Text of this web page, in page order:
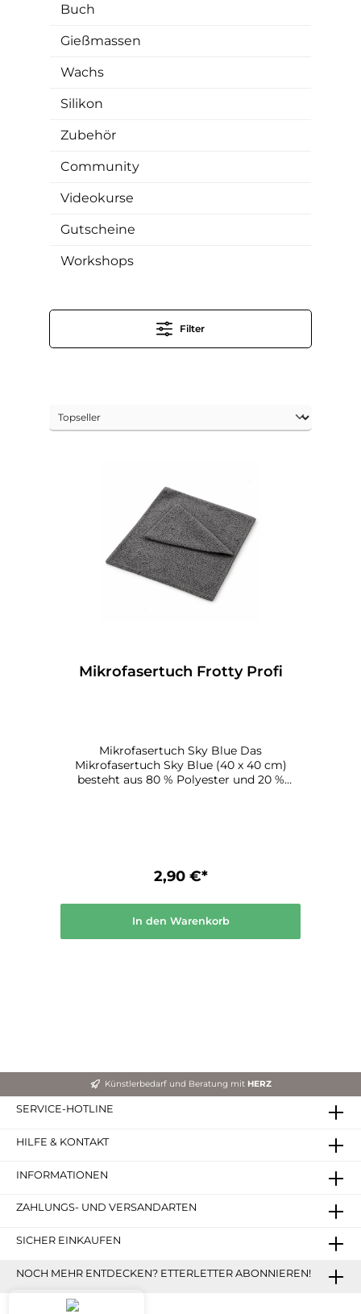
Buch
Gießmassen
Wachs
Silikon
Zubehör
Community
Videokurse
Gutscheine
Workshops
Filter
Mikrofasertuch Frotty Profi
Mikrofasertuch Sky Blue Das
Mikrofasertuch Sky Blue (40 x 40 cm)
besteht aus 80 % Polyester und 20 %
2,90 €*
In den Warenkorb
Künstlerbedarf und Beratung mitHERZ
SERVICE-HOTLINE
HILFE & KONTAKT
INFORMATIONEN
ZAHLUNGS- UND VERSANDARTEN
SICHER EINKAUFEN
NOCH MEHR ENTDECKEN? ETTERLETTER ABONNIEREN!